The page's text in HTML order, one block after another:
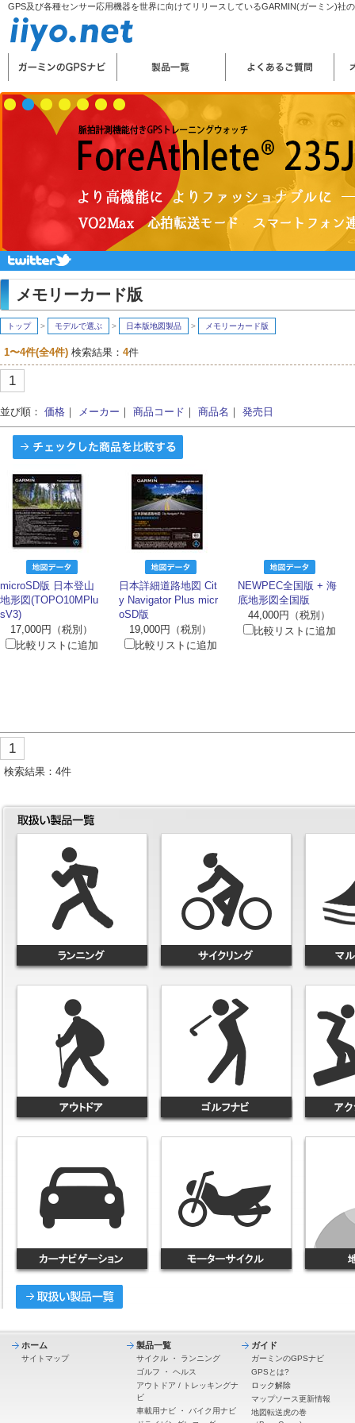
GPS及び各種センサー応用機器を世界に向けてリリースしているGARMIN(ガーミン)社
メモリーカード版
トップ > モデルで選ぶ > 日本版地図製品 > メモリーカード版
1〜4件(全4件) 検索結果： 4件
1
並び順： 価格 ｜ メーカー ｜ 商品コード ｜ 商品名 ｜ 発売日
microSD版 日本登山
地形図(TOPO10MPlu
sV3)
17,000円（税別）
比較リストに追加
日本詳細道路地図 Cit
y Navigator Plus micr
oSD版
19,000円（税別）
比較リストに追加
NEWPEC全国版 + 海
底地形図全国版
44,000円（税別）
比較リストに追加
1
検索結果： 4件
ホーム
サイトマップ
製品一覧
サイクル ・ ランニング
ゴルフ ・ ヘルス
アウトドア / トレッキングナ
ビ
車載用ナビ ・ バイク用ナビ
ガイド
ガーミンのGPSナビ
GPSとは?
ロック解除
マップソース更新情報
地図転送虎の巻